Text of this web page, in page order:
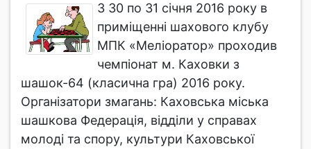
З 30 по 31 січня 2016 року в
приміщенні шахового клубу
МПК «Меліоратор» проходив
чемпіонат м. Каховки з
шашок-64 (класична гра) 2016 року.
Організатори змагань: Каховська міська
шашкова Федерація, відділи у справах
молоді та спору, культури Каховської